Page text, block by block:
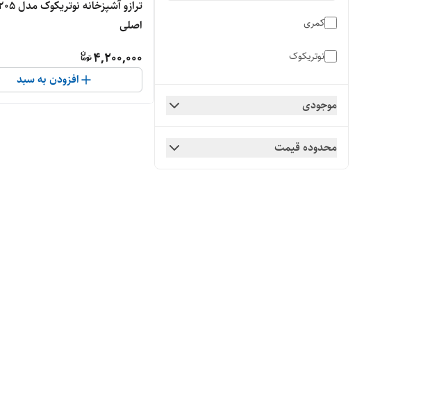
کمری
نوتریکوک
موجودی
محدوده قیمت
اصلی
4,200,000
افزودن به سبد